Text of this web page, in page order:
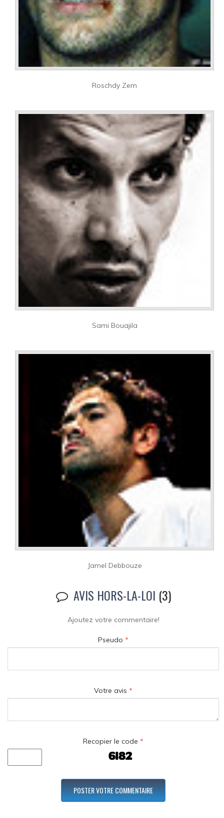
Roschdy Zem
Sami Bouajila
Jamel Debbouze
AVIS HORS-LA-LOI (3)
Ajoutez votre commentaire!
Pseudo *
Votre avis *
Recopier le code *